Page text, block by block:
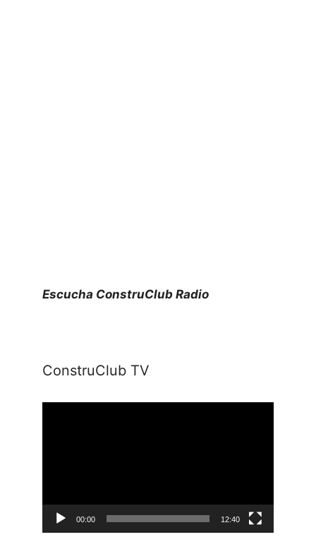
Escucha ConstruClub Radio
ConstruClub TV
00:00 12:40